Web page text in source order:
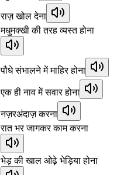
राज़ खोल देना
मधुमक्खी की तरह व्यस्त होना
पौधे संभालने में माहिर होना
एक ही नाव में सवार होना
नज़रअंदाज़ करना
रात भर जागकर काम करना
भेड़ की खाल ओढ़े भेड़िया होना